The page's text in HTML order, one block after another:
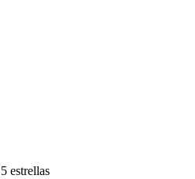
estrellas